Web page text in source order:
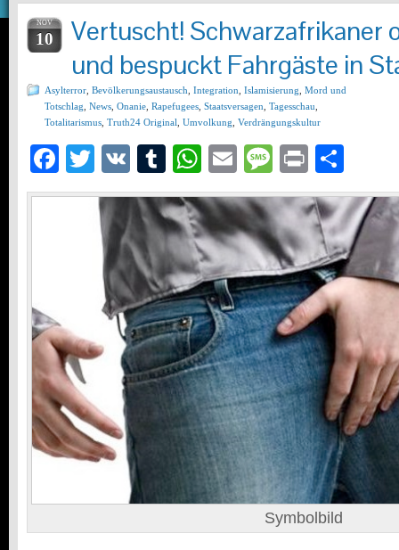
NOV
10
Vertuscht! Schwarzafrikaner
und bespuckt Fahrgäste in
Asylterror Bevölkerungsaustausch Integration Islamisierung Mord und
Totschlag News Onanie Rapefugees Staatsversagen Tagesschau
Totalitarismus Truth24 Original Umvolkung Verdrängungskultur
Facebook
Twitter
VK Tumblr
WhatsApp
EmailMessage
Print
Symbolbild